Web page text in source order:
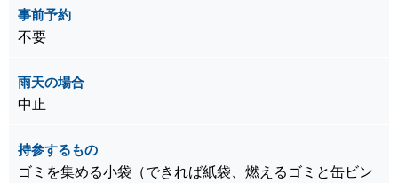
事前予約
不要
雨天の場合
中止
持参するもの
ゴミを集める小袋（できれば紙袋、燃えるゴミと缶ビン